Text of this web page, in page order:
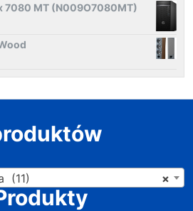
7080 MT (N009O7080MT)
×
(11)